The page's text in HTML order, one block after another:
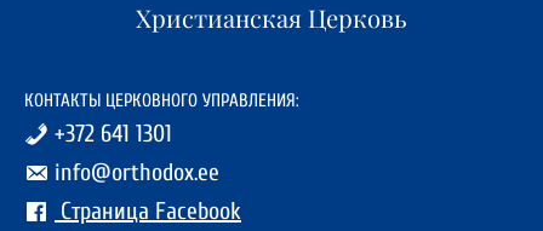
Христианская Церковь
КОНТАКТЫ ЦЕРКОВНОГО УПРАВЛЕНИЯ:
+372 641 1301
info@orthodox.ee
Страница Facebook